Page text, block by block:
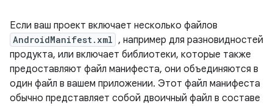
Если ваш проект включает несколько файлов
AndroidManifest.xml , например для разновидностей
продукта, или включает библиотеки, которые также
предоставляют файл манифеста, они объединяются в
один файл в вашем приложении. Этот файл манифеста
обычно представляет собой двоичный файл в составе